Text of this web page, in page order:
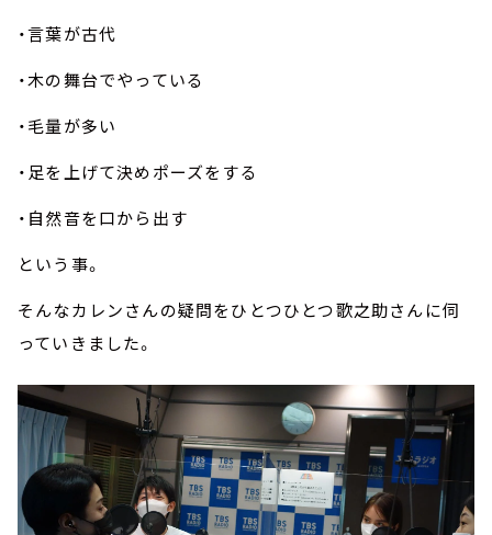
・言葉が古代
・木の舞台でやっている
・毛量が多い
・足を上げて決めポーズをする
・自然音を口から出す
という事。
そんなカレンさんの疑問をひとつひとつ歌之助さんに伺
っていきました。